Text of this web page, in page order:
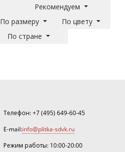
Рекомендуем
По размеру
По цвету
По стране
Телефон:+7 (495) 649-60-45
E-mail:info@plitka-sdvk.ru
Режим работы: 10:00-20:00